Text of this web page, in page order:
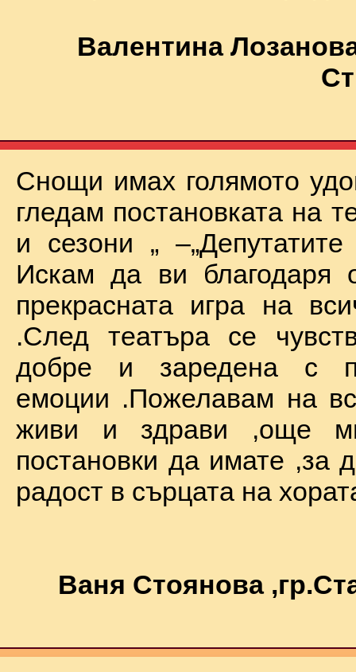
Валентина
Снощи имах голямото
гледам постановката на
и сезони „
Искам да ви благодаря
прекрасната игра на
.След театъра се
добре и заредена с
емоции .Пожелавам на
живи и здрави ,още
постановки да имате ,за
радост в сърцата на
Ваня Стоянова